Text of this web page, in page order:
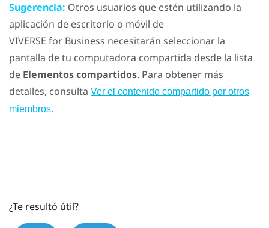
Sugerencia: Otros usuarios que estén utilizando la
aplicación de escritorio o móvil de
VIVERSE for Business necesitarán seleccionar la
pantalla de tu computadora compartida desde la lista
de Elementos compartidos. Para obtener más
detalles, consulta Ver el contenido compartido por otros
miembros.
¿Te resultó útil?